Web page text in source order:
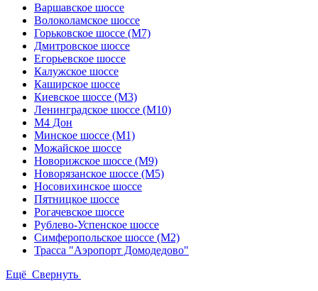
Варшавское шоссе
Волоколамское шоссе
Горьковское шоссе (М7)
Дмитровское шоссе
Егорьевское шоссе
Калужское шоссе
Каширское шоссе
Киевское шоссе (М3)
Ленинградское шоссе (М10)
М4 Дон
Минское шоссе (М1)
Можайское шоссе
Новорижское шоссе (М9)
Новорязанское шоссе (М5)
Носовихинское шоссе
Пятницкое шоссе
Рогачевское шоссе
Рублево-Успенское шоссе
Симферопольское шоссе (М2)
Трасса "Аэропорт Домодедово"
Ещё Свернуть